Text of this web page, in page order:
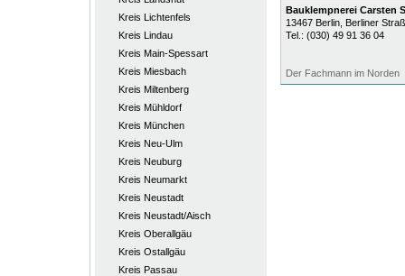
Kreis Lichtenfels
Kreis Lindau
Kreis Main-Spessart
Kreis Miesbach
Kreis Miltenberg
Kreis Mühldorf
Kreis München
Kreis Neu-Ulm
Kreis Neuburg
Kreis Neumarkt
Kreis Neustadt
Kreis Neustadt/Aisch
Kreis Oberallgäu
Kreis Ostallgäu
Kreis Passau
Bauklempnerei Carsten
13467 Berlin, Berliner
Tel.: (030) 49 91 36 04
Der Fachmann im Norden